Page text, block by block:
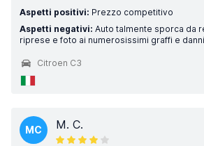
Aspetti positivi: Prezzo competitivo
Aspetti negativi: Auto talmente sporca da
riprese e foto ai numerosissimi graffi e
Citroen C3
MC M. C.